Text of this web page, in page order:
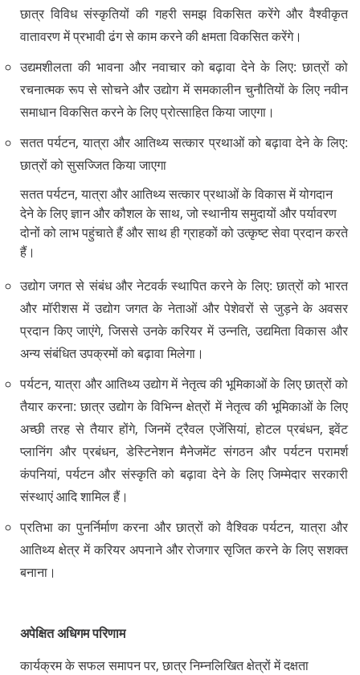
छात्र विविध संस्कृतियों की गहरी समझ विकसित करेंगे और वैश्वीकृत
वातावरण में प्रभावी ढंग से काम करने की क्षमता विकसित करेंगे।
उद्यमशीलता की भावना और नवाचार को बढ़ावा देने के लिए: छात्रों को
रचनात्मक रूप से सोचने और उद्योग में समकालीन चुनौतियों के लिए नवीन
समाधान विकसित करने के लिए प्रोत्साहित किया जाएगा।
सतत पर्यटन, यात्रा और आतिथ्य सत्कार प्रथाओं को बढ़ावा देने के लिए:
छात्रों को सुसज्जित किया जाएगा
सतत पर्यटन, यात्रा और आतिथ्य सत्कार प्रथाओं के विकास में योगदान
देने के लिए ज्ञान और कौशल के साथ, जो स्थानीय समुदायों और पर्यावरण
दोनों को लाभ पहुंचाते हैं और साथ ही ग्राहकों को उत्कृष्ट सेवा प्रदान करते
हैं।
उद्योग जगत से संबंध और नेटवर्क स्थापित करने के लिए: छात्रों को भारत
और मॉरीशस में उद्योग जगत के नेताओं और पेशेवरों से जुड़ने के अवसर
प्रदान किए जाएंगे, जिससे उनके करियर में उन्नति, उद्यमिता विकास और
अन्य संबंधित उपक्रमों को बढ़ावा मिलेगा।
पर्यटन, यात्रा और आतिथ्य उद्योग में नेतृत्व की भूमिकाओं के लिए छात्रों को
तैयार करना: छात्र उद्योग के विभिन्न क्षेत्रों में नेतृत्व की भूमिकाओं के लिए
अच्छी तरह से तैयार होंगे, जिनमें ट्रैवल एजेंसियां, होटल प्रबंधन, इवेंट
प्लानिंग और प्रबंधन, डेस्टिनेशन मैनेजमेंट संगठन और पर्यटन परामर्श
कंपनियां, पर्यटन और संस्कृति को बढ़ावा देने के लिए जिम्मेदार सरकारी
संस्थाएं आदि शामिल हैं।
प्रतिभा का पुनर्निर्माण करना और छात्रों को वैश्विक पर्यटन, यात्रा और
आतिथ्य क्षेत्र में करियर अपनाने और रोजगार सृजित करने के लिए सशक्त
बनाना।
अपेक्षित अधिगम परिणाम
कार्यक्रम के सफल समापन पर, छात्र निम्नलिखित क्षेत्रों में दक्षता